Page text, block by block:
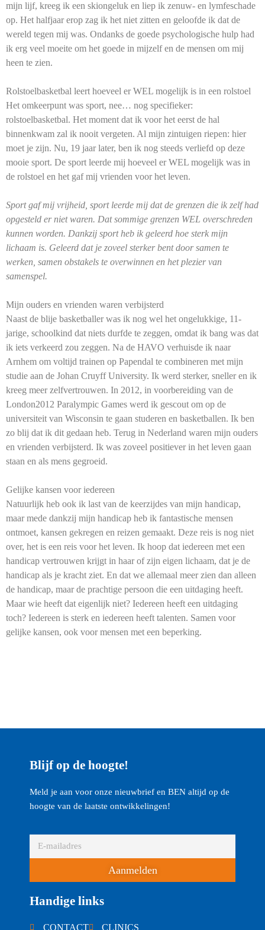
mijn lijf, kreeg ik een skiongeluk en liep ik zenuw- en lymfeschade
op. Het halfjaar erop zag ik het niet zitten en geloofde ik dat de
wereld tegen mij was. Ondanks de goede psychologische hulp had
ik erg veel moeite om het goede in mijzelf en de mensen om mij
heen te zien.
Rolstoelbasketbal leert hoeveel er WEL mogelijk is in een rolstoel
Het omkeerpunt was sport, nee… nog specifieker:
rolstoelbasketbal. Het moment dat ik voor het eerst de hal
binnenkwam zal ik nooit vergeten. Al mijn zintuigen riepen: hier
moet je zijn. Nu, 19 jaar later, ben ik nog steeds verliefd op deze
mooie sport. De sport leerde mij hoeveel er WEL mogelijk was in
de rolstoel en het gaf mij vrienden voor het leven.
Sport gaf mij vrijheid, sport leerde mij dat de grenzen die ik zelf had
opgesteld er niet waren. Dat sommige grenzen WEL overschreden
kunnen worden. Dankzij sport heb ik geleerd hoe sterk mijn
lichaam is. Geleerd dat je zoveel sterker bent door samen te
werken, samen obstakels te overwinnen en het plezier van
samenspel.
Mijn ouders en vrienden waren verbijsterd
Naast de blije basketballer was ik nog wel het ongelukkige, 11-
jarige, schoolkind dat niets durfde te zeggen, omdat ik bang was dat
ik iets verkeerd zou zeggen. Na de HAVO verhuisde ik naar
Arnhem om voltijd trainen op Papendal te combineren met mijn
studie aan de Johan Cruyff University. Ik werd sterker, sneller en ik
kreeg meer zelfvertrouwen. In 2012, in voorbereiding van de
London2012 Paralympic Games werd ik gescout om op de
universiteit van Wisconsin te gaan studeren en basketballen. Ik ben
zo blij dat ik dit gedaan heb. Terug in Nederland waren mijn ouders
en vrienden verbijsterd. Ik was zoveel positiever in het leven gaan
staan en als mens gegroeid.
Gelijke kansen voor iedereen
Natuurlijk heb ook ik last van de keerzijdes van mijn handicap,
maar mede dankzij mijn handicap heb ik fantastische mensen
ontmoet, kansen gekregen en reizen gemaakt. Deze reis is nog niet
over, het is een reis voor het leven. Ik hoop dat iedereen met een
handicap vertrouwen krijgt in haar of zijn eigen lichaam, dat je de
handicap als je kracht ziet. En dat we allemaal meer zien dan alleen
de handicap, maar de prachtige persoon die een uitdaging heeft.
Maar wie heeft dat eigenlijk niet? Iedereen heeft een uitdaging
toch? Iedereen is sterk en iedereen heeft talenten. Samen voor
gelijke kansen, ook voor mensen met een beperking.
Blijf op de hoogte!
Meld je aan voor onze nieuwbrief en BEN altijd op de
hoogte van de laatste ontwikkelingen!
Aanmelden
Handige links
CONTACT CLINICS